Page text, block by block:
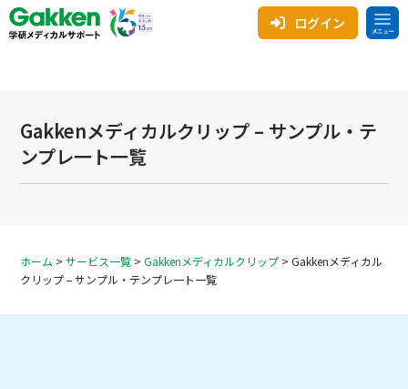
ログイン
Gakkenメディカルクリップ – サンプル・テ
ンプレ一ト一覧
ホーム >サービス一覧 >Gakkenメディカルクリップ >Gakkenメディカル
クリップ – サンプル・テンプレ一ト一覧